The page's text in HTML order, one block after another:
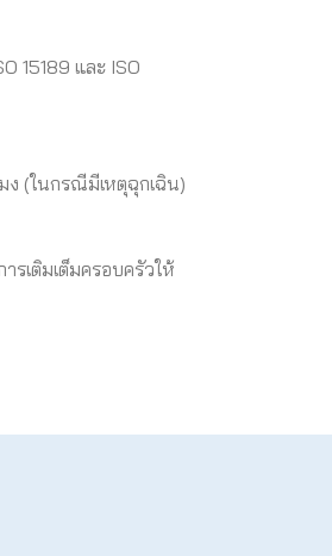
15189 และ ISO
ง (ในกรณีมีเหตุฉุกเฉิน)
เติมเต็มครอบครัวให้